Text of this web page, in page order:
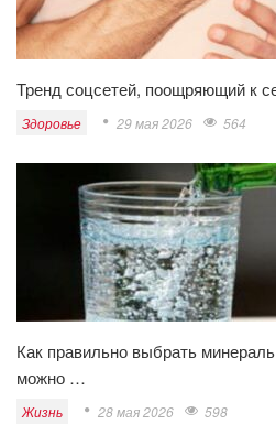
Тренд соцсетей, поощряющий к
Здоровье 29 мая 2026 564
Как правильно выбрать
можно …
Жизнь 28 мая 2026 598